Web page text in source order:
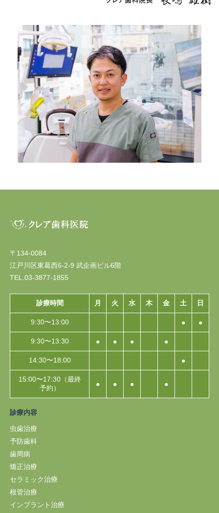
〒134-0084
江戸川区東葛西6-2-9 武企画ビル6階
TEL.03-3877-1855
診療時間 月 火 水 木 金 土 日
9:30〜13:00 ● ●
9:30〜13:30 ● ● ● ●
14:30〜18:00 ●
15:00〜17:30（最終
予約）
● ● ● ●
診療内容
虫歯治療
予防歯科
歯周病
矯正治療
セラミック治療
根管治療
インプラント治療